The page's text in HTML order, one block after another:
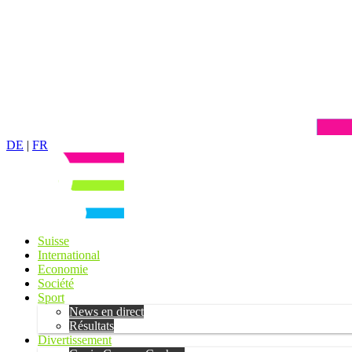
DE | FR
Suisse
International
Economie
Société
Sport
News en direct
Résultats
Divertissement